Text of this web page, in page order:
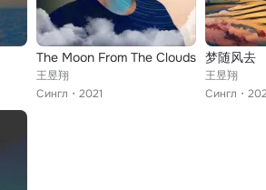
The Moon From The Clouds
王昱翔
Сингл
2021
梦随风去
王昱翔
Сингл